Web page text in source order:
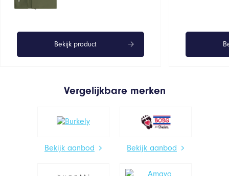
Bekijk product
Vergelijkbare merken
Bekijk aanbod Bekijk aanbod